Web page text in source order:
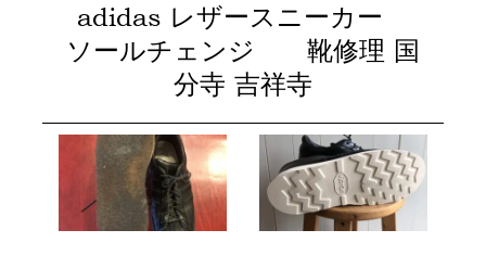
adidas レザースニーカー
ソールチェンジ 靴修理 国
分寺 吉祥寺